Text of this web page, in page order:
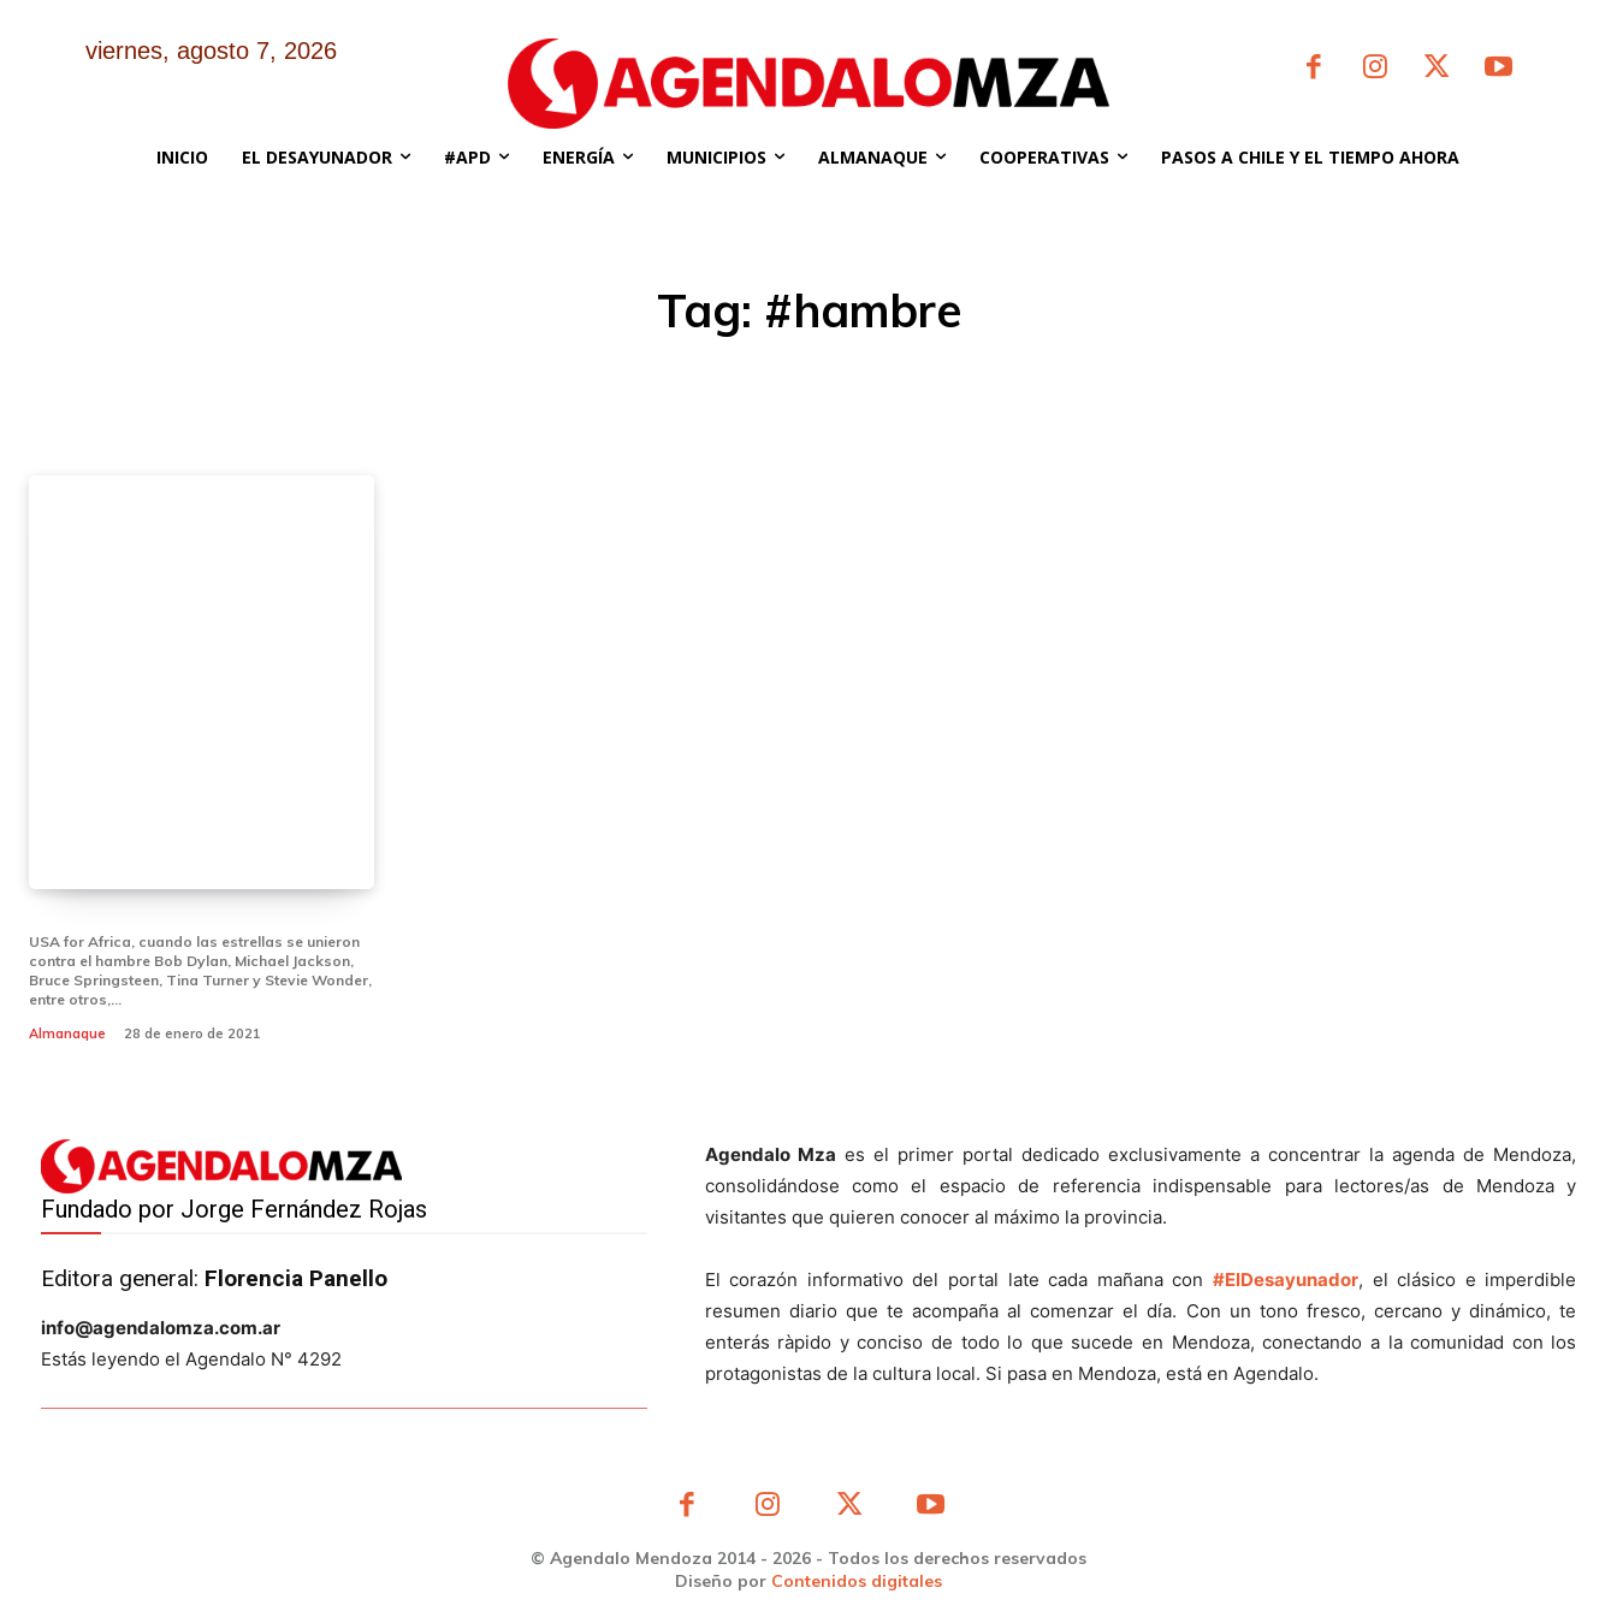
viernes, agosto 7, 2026
INICIO EL DESAYUNADOR #APD ENERGÍA MUNICIPIOS ALMANAQUE COOPERATIVAS PASOS A CHILE Y EL TIEMPO AHORA
Tag: #hambre
USA for Africa, cuando las estrellas se unieron
contra el hambre Bob Dylan, Michael Jackson,
Bruce Springsteen, Tina Turner y Stevie Wonder,
entre otros,...
Almanaque 28 de enero de 2021
Fundado por Jorge Fernández Rojas
Editora general: Florencia Panello
info@agendalomza.com.ar
Estás leyendo el Agendalo N° 4292
Agendalo Mza es el primer portal dedicado exclusivamente a concentrar la agenda de Mendoza,
consolidándose como el espacio de referencia indispensable para lectores/as de Mendoza y
visitantes que quieren conocer al máximo la provincia.
El corazón informativo del portal late cada mañana con #ElDesayunador, el clásico e imperdible
resumen diario que te acompaña al comenzar el día. Con un tono fresco, cercano y dinámico, te
enterás ràpido y conciso de todo lo que sucede en Mendoza, conectando a la comunidad con los
protagonistas de la cultura local. Si pasa en Mendoza, está en Agendalo.
© Agendalo Mendoza 2014 - 2026 - Todos los derechos reservados
Diseño por Contenidos digitales